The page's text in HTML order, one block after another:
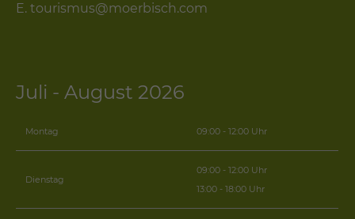
E. tourismus@moerbisch.com
Juli - August 2026
Montag 09:00 - 12:00 Uhr
Dienstag
09:00 - 12:00 Uhr
13:00 - 18:00 Uhr